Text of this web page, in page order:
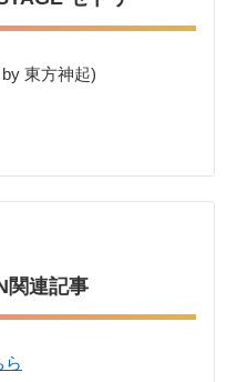
東方神起)
関連記事
ら